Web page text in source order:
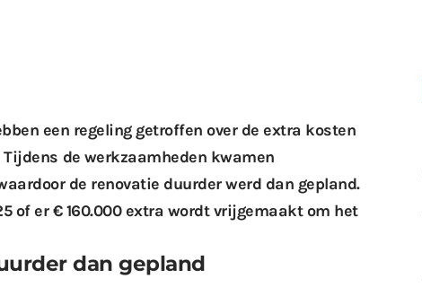
een regeling getroffen over de extra kosten
Tijdens de werkzaamheden kwamen
de renovatie duurder werd dan gepland.
of er € 160.000 extra wordt vrijgemaakt om het
dan gepland